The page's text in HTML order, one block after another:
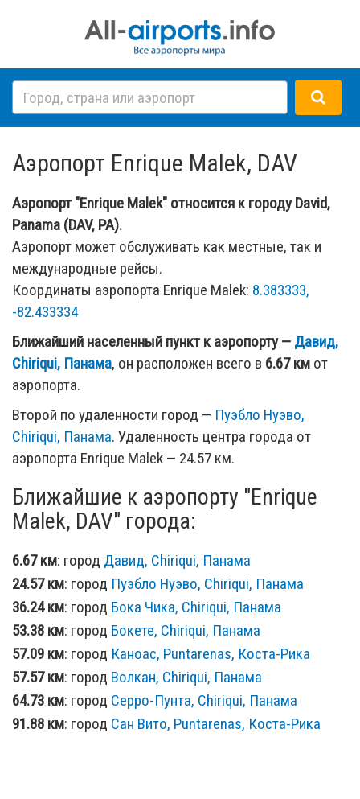
Аэропорт Enrique Malek, DAV
Аэропорт "Enrique Malek" относится к городу David,
Panama (DAV, PA).
Аэропорт может обслуживать как местные, так и
международные рейсы.
Координаты аэропорта Enrique Malek: 8.383333,
-82.433334
Ближайший населенный пункт к аэропорту — Давид,
Chiriqui, Панама, он расположен всего в 6.67 км от
аэропорта.
Второй по удаленности город — Пуэбло Нуэво,
Chiriqui, Панама. Удаленность центра города от
аэропорта Enrique Malek — 24.57 км.
Ближайшие к аэропорту "Enrique
Malek, DAV" города:
6.67 км: город Давид, Chiriqui, Панама
24.57 км: город Пуэбло Нуэво, Chiriqui, Панама
36.24 км: город Бока Чика, Chiriqui, Панама
53.38 км: город Бокете, Chiriqui, Панама
57.09 км: город Каноас, Puntarenas, Коста-Рика
57.57 км: город Волкан, Chiriqui, Панама
64.73 км: город Серро-Пунта, Chiriqui, Панама
91.88 км: город Сан Вито, Puntarenas, Коста-Рика